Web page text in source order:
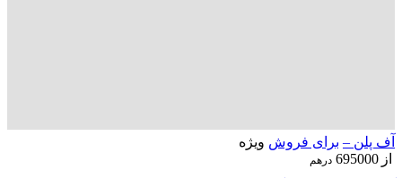
آف پلن – برای فروش ویژه
از 695000 درهم